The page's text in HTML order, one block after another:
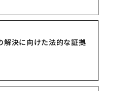
解決に向けた法的な証拠